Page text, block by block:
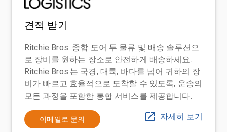
견적 받기
Ritchie Bros. 종합 도어 투 물류 및 배송 솔루션으
로 장비를 원하는 장소로 안전하게 배송하세요.
Ritchie Bros.는 국경, 대륙, 바다를 넘어 귀하의 장
비가 빠르고 효율적으로 도착할 수 있도록, 운송의
모든 과정을 포함한 통합 서비스를 제공합니다.
이메일로 문의 자세히 보기